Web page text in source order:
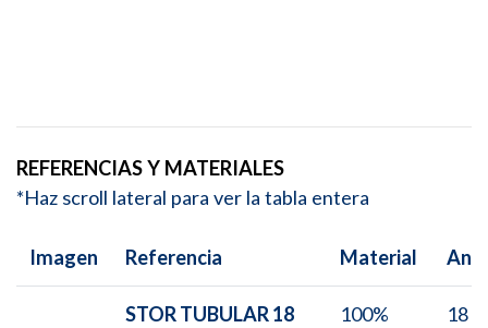
REFERENCIAS Y MATERIALES
*Haz scroll lateral para ver la tabla entera
Imagen Referencia Material
STOR TUBULAR 18
100%
18